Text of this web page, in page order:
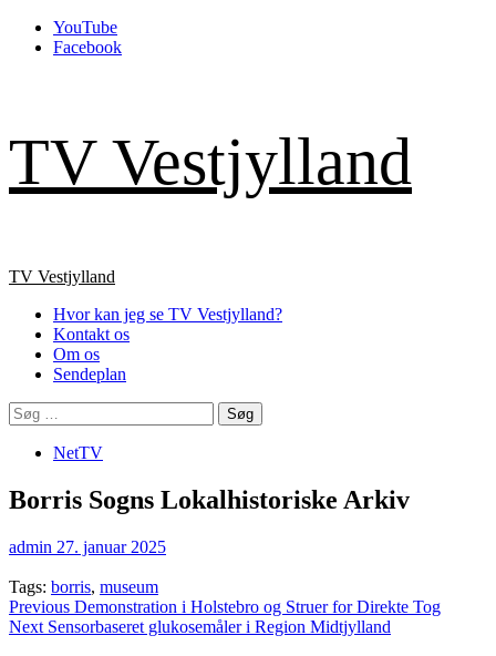
Skip
YouTube
Facebook
TV Vestjylland
Primary
TV Vestjylland
Hvor kan jeg se TV Vestjylland?
Kontakt os
Om os
Sendeplan
Søg
efter:
NetTV
Borris Sogns Lokalhistoriske Arkiv
admin 27. januar 2025
Tags: borris, museum
Continue
Reading
Previous Demonstration i Holstebro og Struer for Direkte Tog
Next Sensorbaseret glukosemåler i Region Midtjylland